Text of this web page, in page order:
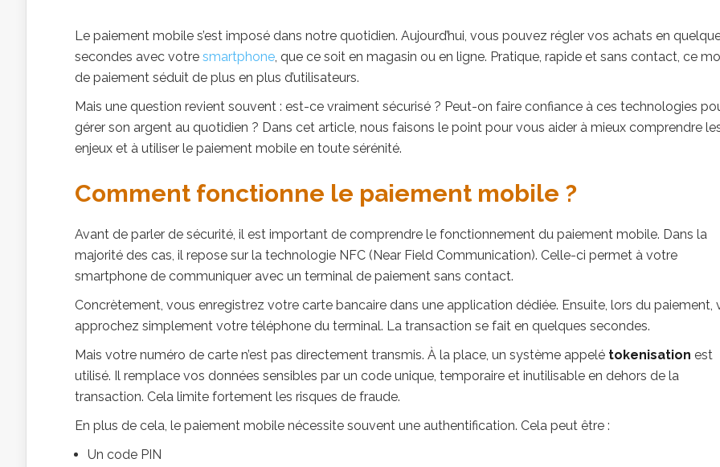
Le paiement mobile s’est imposé dans notre quotidien. Aujourd’hui, vous pouvez régler vos achats en
secondes avec votre smartphone, que ce soit en magasin ou en ligne. Pratique, rapide et sans contact, ce
de paiement séduit de plus en plus d’utilisateurs.
Mais une question revient souvent : est-ce vraiment sécurisé ? Peut-on faire confiance à ces technologies
gérer son argent au quotidien ? Dans cet article, nous faisons le point pour vous aider à mieux comprendre
enjeux et à utiliser le paiement mobile en toute sérénité.
Comment fonctionne le paiement mobile ?
Avant de parler de sécurité, il est important de comprendre le fonctionnement du paiement mobile. Dans la
majorité des cas, il repose sur la technologie NFC (Near Field Communication). Celle-ci permet à votre
smartphone de communiquer avec un terminal de paiement sans contact.
Concrètement, vous enregistrez votre carte bancaire dans une application dédiée. Ensuite, lors du paiement,
approchez simplement votre téléphone du terminal. La transaction se fait en quelques secondes.
Mais votre numéro de carte n’est pas directement transmis. À la place, un système appelé tokenisation est
utilisé. Il remplace vos données sensibles par un code unique, temporaire et inutilisable en dehors de la
transaction. Cela limite fortement les risques de fraude.
En plus de cela, le paiement mobile nécessite souvent une authentification. Cela peut être :
Un code PIN